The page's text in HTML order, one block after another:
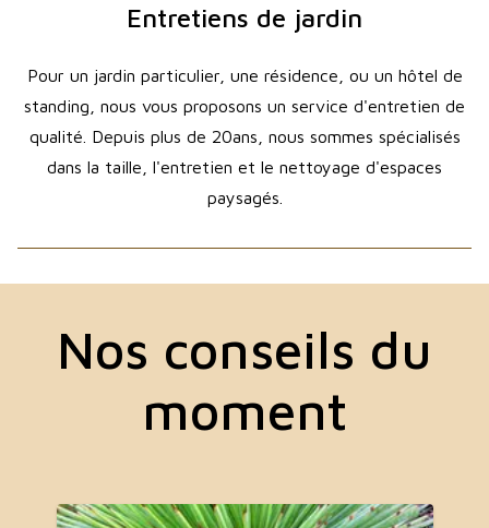
Entretiens de jardin
Pour un jardin particulier, une résidence, ou un hôtel de
standing, nous vous proposons un service d'entretien de
qualité. Depuis plus de 20ans, nous sommes spécialisés
dans la taille, l'entretien et le nettoyage d'espaces
paysagés.
Nos conseils du
moment